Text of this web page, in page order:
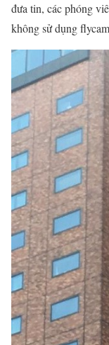
đưa tin, các phóng
không sử dụng